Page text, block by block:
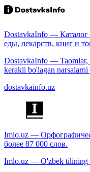
DostavkaInfo — Каталог
еды, лекарств, книг и
DostavkaInfo — Taomlar,
kerakli bo'lagan
dostavkainfo.uz
Imlo.uz —
более 87 000 слов.
Imlo.uz — O'zbek tilining